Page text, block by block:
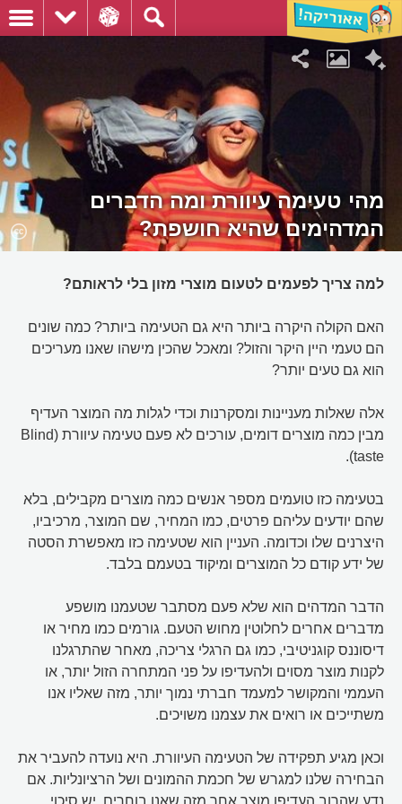
מהי טעימה עיוורת ומה הדברים
המדהימים שהיא חושפת?
למה צריך לפעמים לטעום מוצרי מזון בלי לראותם?
האם הקולה היקרה ביותר היא גם הטעימה ביותר? כמה שונים
הם טעמי היין היקר והזול? ומאכל שהכין מישהו שאנו מעריכים
הוא גם טעים יותר?
אלה שאלות מעניינות ומסקרנות וכדי לגלות מה המוצר העדיף
מבין כמה מוצרים דומים, עורכים לא פעם טעימה עיוורת (Blind
taste).
בטעימה כזו טועמים מספר אנשים כמה מוצרים מקבילים, בלא
שהם יודעים עליהם פרטים, כמו המחיר, שם המוצר, מרכיביו,
היצרנים שלו וכדומה. העניין הוא שטעימה כזו מאפשרת הסטה
של ידע קודם כל המוצרים ומיקוד בטעמם בלבד.
הדבר המדהים הוא שלא פעם מסתבר שטעמנו מושפע
מדברים אחרים לחלוטין מחוש הטעם. גורמים כמו מחיר או
דיסוננס קוגניטיבי, כמו גם הרגלי צריכה, מאחר שהתרגלנו
לקנות מוצר מסוים ולהעדיפו על פני המתחרה הזול יותר, או
העממי והמקושר למעמד חברתי נמוך יותר, מזה שאליו אנו
משתייכים או רואים את עצמנו משויכים.
וכאן מגיע תפקידה של הטעימה העיוורת. היא נועדה להעביר את
הבחירה שלנו למגרש של חכמת ההמונים ושל הרציונליות. אם
נדע שהרוב העדיפו מוצר אחר מזה שאנו בוחרים, יש סיכוי